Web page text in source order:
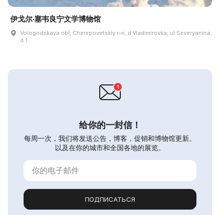
伊戈尔·塞韦良宁文学博物馆
Vologodskaya obl, Cherepovetskiy r-n, d Vladimirovka, ul Severyanina,
d 1
给你的一封信！
每周一次，我们将发送公告，博客，促销和博物馆更新。
以及在你的城市和全国各地的展览。
ПОДПИСАТЬСЯ